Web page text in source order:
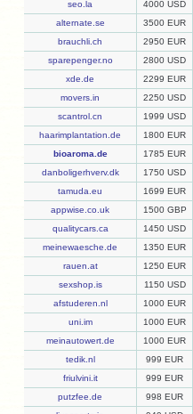
seo.la
4000 USD
alternate.se
3500 EUR
brauchli.ch
2950 EUR
sparepenger.no
2800 USD
xde.de
2299 EUR
movers.in
2250 USD
scantrol.cn
1999 USD
haarimplantation.de
1800 EUR
bioaroma.de
1785 EUR
danboligerhverv.dk
1750 USD
tamuda.eu
1699 EUR
appwise.co.uk
1500 GBP
qualitycars.ca
1450 USD
meinewaesche.de
1350 EUR
rauen.at
1250 EUR
sexshop.is
1150 USD
afstuderen.nl
1000 EUR
uni.im
1000 EUR
meinautowert.de
1000 EUR
tedik.nl
999 EUR
friulvini.it
999 EUR
putzfee.de
998 EUR